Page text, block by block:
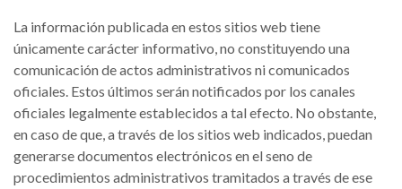
La información publicada en estos sitios web tiene
únicamente carácter informativo, no constituyendo una
comunicación de actos administrativos ni comunicados
oficiales. Estos últimos serán notificados por los canales
oficiales legalmente establecidos a tal efecto. No obstante,
en caso de que, a través de los sitios web indicados, puedan
generarse documentos electrónicos en el seno de
procedimientos administrativos tramitados a través de ese